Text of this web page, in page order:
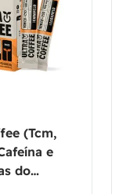
(Tcm,
e
do